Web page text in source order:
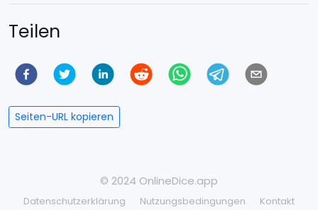
Teilen
Seiten-URL kopieren
© 2024 OnlineDice.app
Datenschutzerklärung Nutzungsbedingungen Kontakt